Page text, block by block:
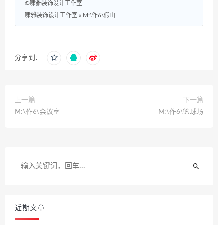
©啸雅装饰设计工作室
啸雅装饰设计工作室 » M:\作6\假山
分享到：
上一篇
M:\作6\会议室
下一篇
M:\作6\篮球场
近期文章